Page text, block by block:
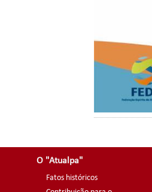
O "Atualpa"
Fatos históricos